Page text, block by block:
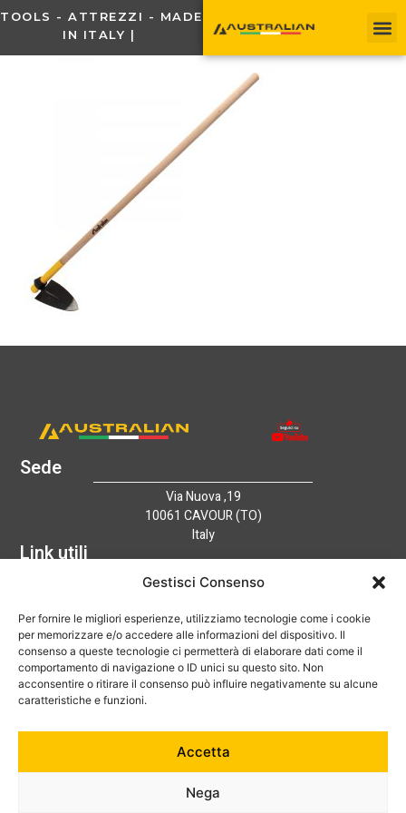
Gestisci Consenso
Per fornire le migliori esperienze, utilizziamo tecnologie come i cookie
per memorizzare e/o accedere alle informazioni del dispositivo. Il
consenso a queste tecnologie ci permetterà di elaborare dati come il
comportamento di navigazione o ID unici su questo sito. Non
acconsentire o ritirare il consenso può influire negativamente su alcune
caratteristiche e funzioni.
Accetta
Nega
TOOLS - ATTREZZI - MADE
IN ITALY |
Sede
Via Nuova ,19
10061 CAVOUR (TO)
Italy
Link utili
Home
Catalogo
Tecnologia
News
Contatti
Hai bisogno di aiuto?
+39 0121 600752
info@australian-srl.com